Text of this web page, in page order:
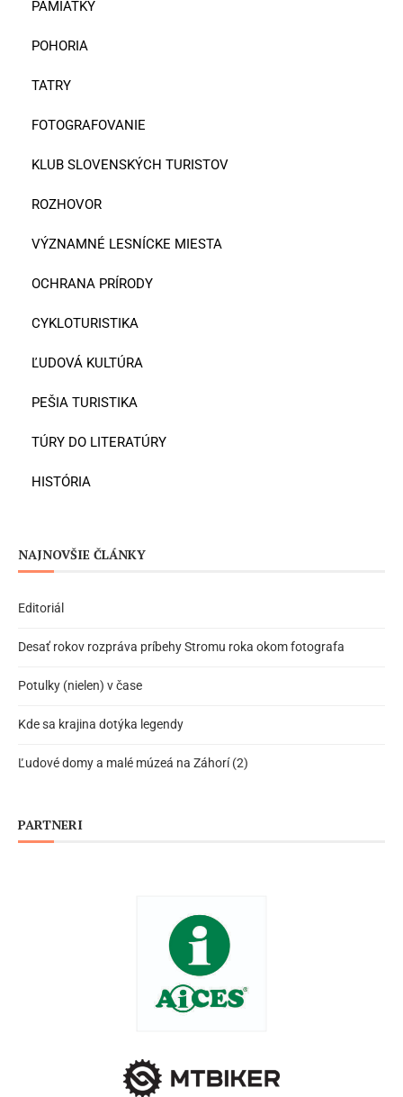
PAMIATKY
POHORIA
TATRY
FOTOGRAFOVANIE
KLUB SLOVENSKÝCH TURISTOV
ROZHOVOR
VÝZNAMNÉ LESNÍCKE MIESTA
OCHRANA PRÍRODY
CYKLOTURISTIKA
ĽUDOVÁ KULTÚRA
PEŠIA TURISTIKA
TÚRY DO LITERATÚRY
HISTÓRIA
NAJNOVŠIE ČLÁNKY
Editoriál
Desať rokov rozpráva príbehy Stromu roka okom fotografa
Potulky (nielen) v čase
Kde sa krajina dotýka legendy
Ľudové domy a malé múzeá na Záhorí (2)
PARTNERI